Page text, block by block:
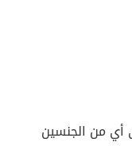
أي من الجنسين